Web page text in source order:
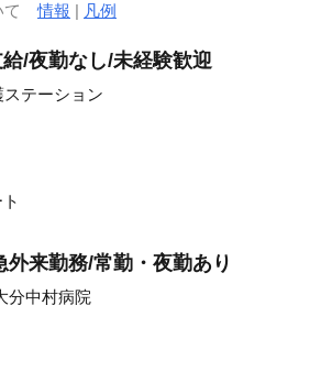
て情報 | 凡例
/夜勤なし/未経験歓迎
テーション
来勤務/常勤・夜勤あり
分中村病院